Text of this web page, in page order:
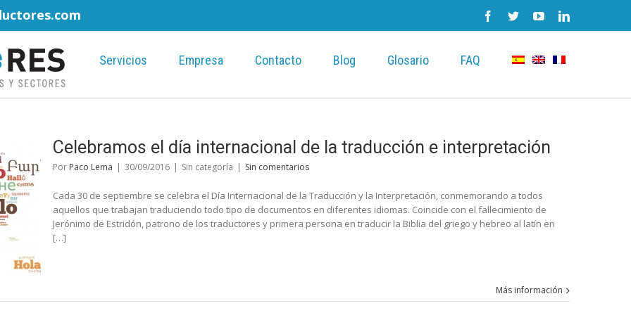
Servicios Empresa Contacto Blog Glosario FAQ
Celebramos el día internacional de la traducción e interpretación
Por Paco Lema | 30/09/2016 | Sin categoría | Sin comentarios
Cada 30 de septiembre se celebra el Día Internacional de la Traducción y la Interpretación, conmemorando a todos
aquellos que trabajan traduciendo todo tipo de documentos en diferentes idiomas. Coincide con el fallecimiento de
Jerónimo de Estridón, patrono de los traductores y primera persona en traducir la Biblia del griego y hebreo al latín en
[…]
Más información